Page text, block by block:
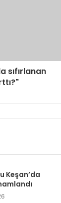
sıfırlanan
Keşan’da